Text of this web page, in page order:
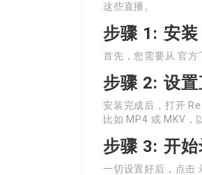
这些直播。
步骤 1: 安
首先，您需要从 官
步骤 2: 设置
安装完成后，打开
比如 MP4 或 MKV，
步骤 3: 开始
一切设置好后，点击